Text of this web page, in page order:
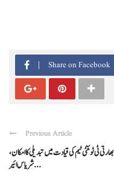
Share on Facebook
Previous Article
بھارتی ٹی ٹوئنٹی ٹیم کی قیادت میں تبدیلی کا امکان،
شریاس ائیر ...